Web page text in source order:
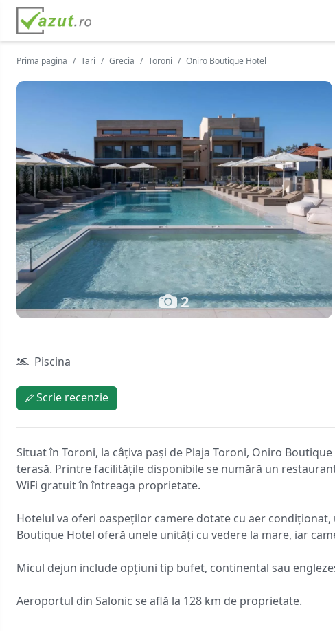
Prima pagina Tari Grecia Toroni Oniro Boutique Hotel
2
Piscina
Scrie recenzie
Situat în Toroni, la câțiva pași de Plaja Toroni, Oniro
terasă. Printre facilitățile disponibile se numără un
WiFi gratuit în întreaga proprietate.
Hotelul va oferi oaspeților camere dotate cu aer
Boutique Hotel oferă unele unități cu vedere la mare, iar
Micul dejun include opțiuni tip bufet, continental sau
Aeroportul din Salonic se află la 128 km de proprietate.